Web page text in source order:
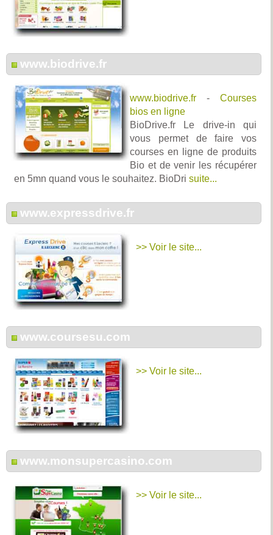
www.biodrive.fr
www.biodrive.fr - Courses
bios en ligne
BioDrive.fr Le drive-in qui
vous permet de faire vos
courses en ligne de produits
Bio et de venir les récupérer
en 5mn quand vous le souhaitez. BioDri suite...
www.expressdrive.fr
>> Voir le site...
www.coursesu.com
>> Voir le site...
www.monsupercasino.com
>> Voir le site...